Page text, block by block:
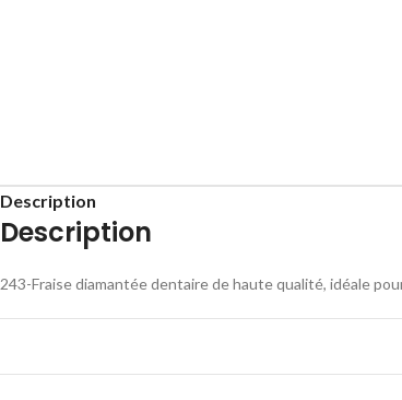
Description
Description
243-Fraise diamantée dentaire de haute qualité, idéale